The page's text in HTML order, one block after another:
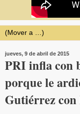
jueves, 9 de abril de 2015
PRI infla con
porque le
Gutiérrez